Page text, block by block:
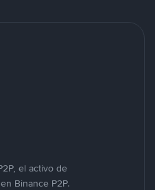
el activo de
Binance P2P.